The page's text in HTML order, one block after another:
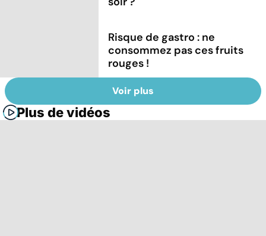
Risque de gastro : ne
consommez pas ces fruits
rouges !
Voir plus
Plus de vidéos